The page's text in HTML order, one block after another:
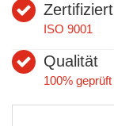
Zertifiziert
ISO 9001
Qualität
100% geprüft